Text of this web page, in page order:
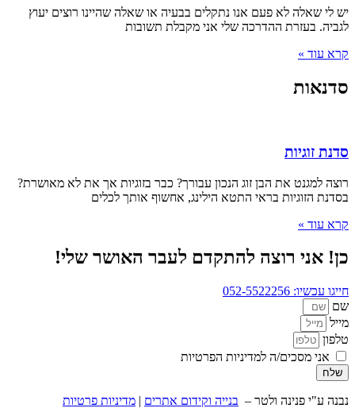
יש לי שאלה לא פעם אנו נתקלים בבעיה או שאלה שהיינו רוצים יעוץ
לגביה. בעזרת ההדרכה שלי אני מקבלת תשובות
קרא עוד »
סדנאות
סדנת זוגיות
רוצה למגנט את הבן זוג הנכון עבורך? כבר בזוגיות אך את לא מאושרת?
בסדנת הזוגיות בראי התטא הילינג, אחשוף אותך לכלים
קרא עוד »
כן! אני רוצה להתקדם לעבר האושר שלי!
חייגו עכשיו: 052-5522256
שם
מייל
טלפון
אני מסכים/ה למדיניות הפרטיות
שלח
נבנה ע"י פנינה ולטר – בנייה וקידום אתרים | מדיניות פרטיות